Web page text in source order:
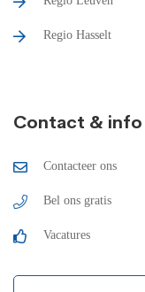
Regio Hasselt
Contact & info
Contacteer ons
Bel ons gratis
Vacatures